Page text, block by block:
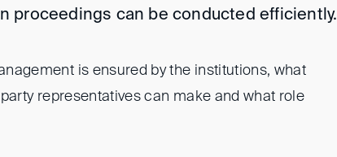
proceedings can be conducted efficiently.
is ensured by the institutions, what
representatives can make and what role